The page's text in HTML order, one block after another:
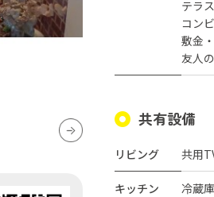
テラ
コン
敷金
友人
共有設備
リビング 共用
キッチン
冷蔵